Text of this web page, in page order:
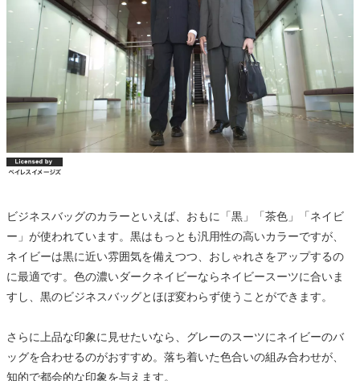
ビジネスバッグのカラーといえば、おもに「黒」「茶色」「ネイビ
ー」が使われています。黒はもっとも汎用性の高いカラーですが、
ネイビーは黒に近い雰囲気を備えつつ、おしゃれさをアップするの
に最適です。色の濃いダークネイビーならネイビースーツに合いま
すし、黒のビジネスバッグとほぼ変わらず使うことができます。
さらに上品な印象に見せたいなら、グレーのスーツにネイビーのバ
ッグを合わせるのがおすすめ。落ち着いた色合いの組み合わせが、
知的で都会的な印象を与えます。